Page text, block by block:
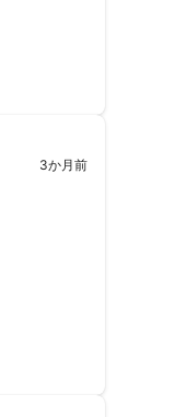
3か月前